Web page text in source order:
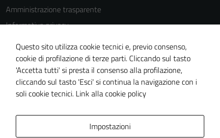
Amministrazione trasparente
Informativa privacy
Cookie Policy
Note legali
Dichiarazione di accessibilità
Piano di miglioramento del sito
Questo sito utilizza cookie tecnici e, previo consenso,
cookie di profilazione di terze parti. Cliccando sul tasto
'Accetta tutti' si presta il consenso alla profilazione,
cliccando sul tasto 'Esci' si continua la navigazione con i
soli cookie tecnici. Link alla cookie policy
Impostazioni
Tecnici
Questi cookie
sono necessari
funzionamento
del sito e non